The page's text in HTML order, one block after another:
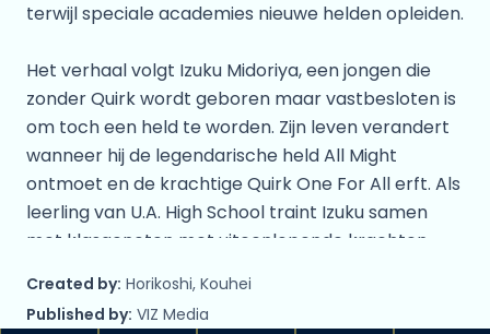
terwijl speciale academies nieuwe helden opleiden.
Het verhaal volgt Izuku Midoriya, een jongen die
zonder Quirk wordt geboren maar vastbesloten is
om toch een held te worden. Zijn leven verandert
wanneer hij de legendarische held All Might
ontmoet en de krachtige Quirk One For All erft. Als
leerling van U.A. High School traint Izuku samen
met klasgenoten met uiteenlopende krachten,
grotere bedreigingen centraal staan.
Created by: Horikoshi, Kouhei
Published by: VIZ Media